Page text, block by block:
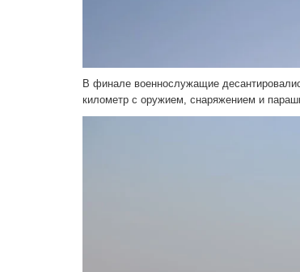
В финале военнослужащие
километр с оружием, снаряжением и